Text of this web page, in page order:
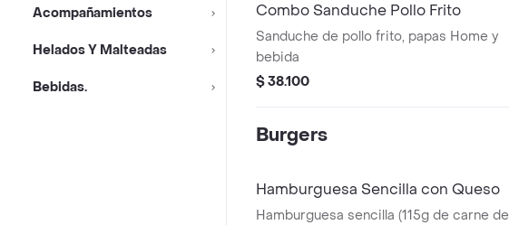
Acompañamientos
Helados Y Malteadas
Bebidas.
Combo Sanduche Pollo Frito
Sanduche de pollo frito, papas Home y
bebida
$ 38.100
Burgers
Hamburguesa Sencilla con Queso
Hamburguesa sencilla (115g de carne de